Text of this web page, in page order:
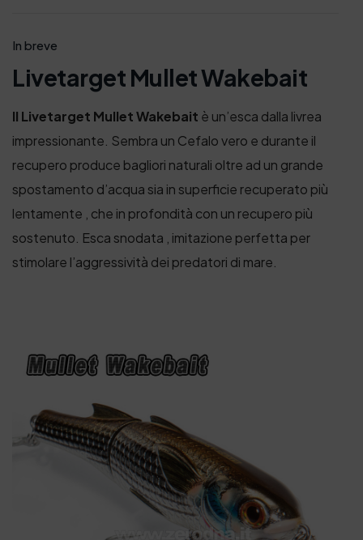
In breve
Livetarget Mullet Wakebait
Il Livetarget Mullet Wakebait è un’esca dalla livrea
impressionante. Sembra un Cefalo vero e durante il
recupero produce bagliori naturali oltre ad un grande
spostamento d’acqua sia in superficie recuperato più
lentamente , che in profondità con un recupero più
sostenuto. Esca snodata , imitazione perfetta per
stimolare l’aggressività dei predatori di mare.